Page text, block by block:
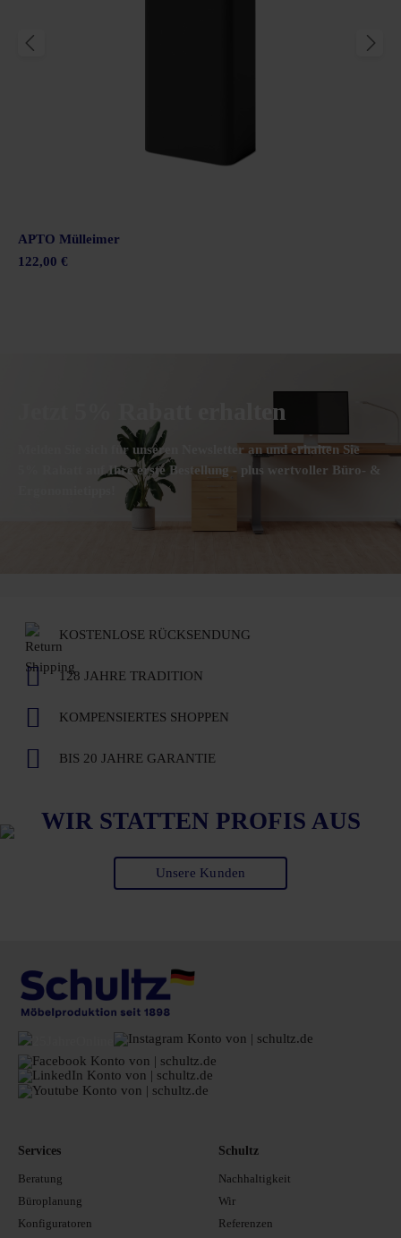
APTO Mülleimer
122,00 €
Jetzt 5% Rabatt erhalten
Melden Sie sich für unseren Newsletter an und erhalten Sie
5% Rabatt auf Ihre erste Bestellung - plus wertvoller Büro- &
KOSTENLOSE RÜCKSENDUNG
128 JAHRE TRADITION
KOMPENSIERTES SHOPPEN
BIS 20 JAHRE GARANTIE
WIR STATTEN PROFIS AUS
Unsere Kunden
Services
Beratung
Büroplanung
Konfiguratoren
Schultz
Nachhaltigkeit
Wir
Referenzen